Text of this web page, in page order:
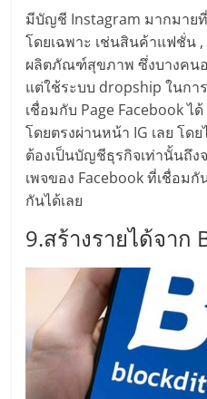
มีบัญชี Instagram มากมาย
โดยเฉพาะ เช่นสินค้าแฟชั่น
ผลิตภัณฑ์สุขภาพ ซึ่งบางคน
แต่ใช้ระบบ dropship ในกา
เชื่อมกับ Page Facebook
โดยตรงผ่านหน้า IG เลย โด
ต้องเป็นบัญชีธุรกิจเท่านั้นถึง
เพจของ Facebook ที่เชื่อม
กันได้เลย
9.สร้างรายได้จาก